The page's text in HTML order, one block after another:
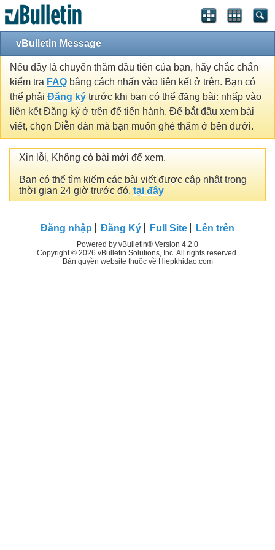
vBulletin Message
Nếu đây là chuyến thăm đầu tiên của bạn, hãy chắc chắn
kiểm tra FAQ bằng cách nhấn vào liên kết ở trên. Bạn có
thể phải Đăng ký trước khi bạn có thể đăng bài: nhấp vào
liên kết Đăng ký ở trên để tiến hành. Để bắt đầu xem bài
viết, chọn Diễn đàn mà bạn muốn ghé thăm ở bên dưới.
Xin lỗi, Không có bài mới để xem.
Bạn có thể tìm kiếm các bài viết được cập nhật trong
thời gian 24 giờ trước đó, tại đây
Đăng nhập Đăng Ký Full Site Lên trên
Powered by vBulletin® Version 4.2.0
Copyright © 2026 vBulletin Solutions, Inc. All rights reserved.
Bản quyền website thuộc về Hiepkhidao.com